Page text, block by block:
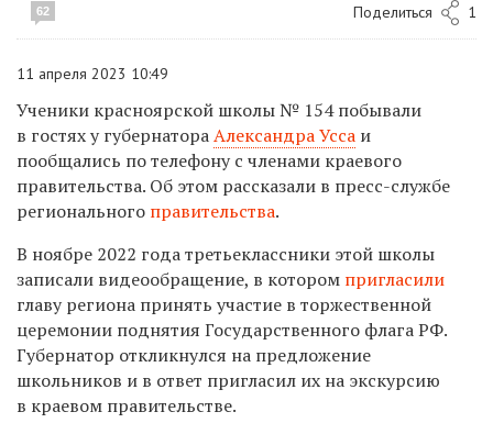
62 Поделиться 1
11 апреля 2023 10:49
Ученики красноярской школы № 154 побывали
в гостях у губернатораАлександра Усса и
пообщались по телефону с членами краевого
правительства. Об этом рассказали в пресс-службе
регионального правительства.
В ноябре 2022 года третьеклассники этой школы
записали видеообращение, в котором пригласили
главу региона принять участие в торжественной
церемонии поднятия Государственного флага РФ.
Губернатор откликнулся на предложение
школьников и в ответ пригласил их на экскурсию
в краевом правительстве.